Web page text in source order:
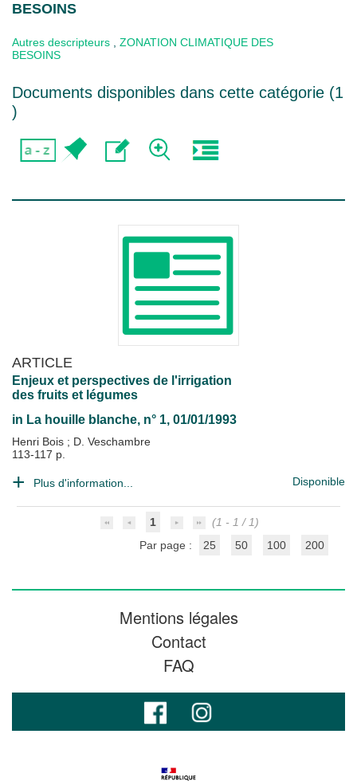
BESOINS
Autres descripteurs
ZONATION CLIMATIQUE DES
BESOINS
Documents disponibles dans cette catégorie (1
)
ARTICLE
Enjeux et perspectives de l'irrigation
des fruits et légumes
in La houille blanche, n° 1, 01/01/1993
Henri Bois ; D. Veschambre
113-117 p.
Plus d'information... Disponible
1
(1 - 1 / 1)
Par page :
25 50 100 200
Mentions légales
Contact
FAQ